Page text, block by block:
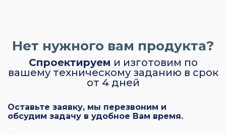
Нет нужного вам продукта?
Спроектируем и изготовим по
вашему техническому заданию в срок
от 4 дней
Оставьте заявку, мы перезвоним и
обсудим задачу в удобное Вам время.